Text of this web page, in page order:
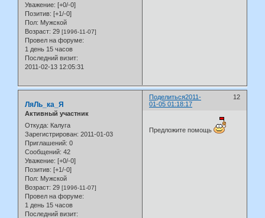
Уважение: [+0/-0]
Позитив: [+1/-0]
Пол: Мужской
Возраст: 29 [1996-11-07]
Провел на форуме:
1 день 15 часов
Последний визит:
2011-02-13 12:05:31
Поделиться 12
2011-
01-05 01:18:17
ЛяЛь_ка_Я
Активный участник
Откуда: Калуга
Зарегистрирован: 2011-01-03
Приглашений: 0
Сообщений: 42
Уважение: [+0/-0]
Позитив: [+1/-0]
Пол: Мужской
Возраст: 29 [1996-11-07]
Провел на форуме:
1 день 15 часов
Последний визит:
Предложите помощь